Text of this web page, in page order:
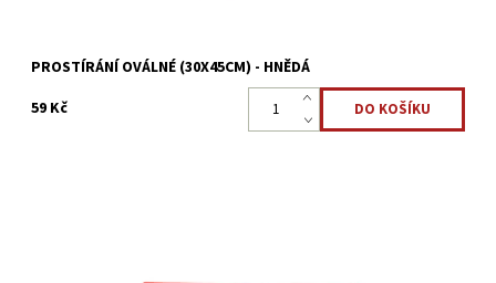
PROSTÍRÁNÍ OVÁLNÉ (30X45CM) - HNĚDÁ
59 Kč